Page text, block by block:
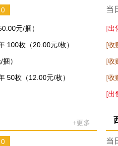
0
元/捆）
100枚（20.00元/枚）
）
50枚（12.00元/枚）
当
[出
[收
[收
[收
[出
+更多
0 当